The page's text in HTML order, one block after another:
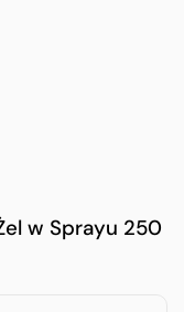
w Sprayu 250